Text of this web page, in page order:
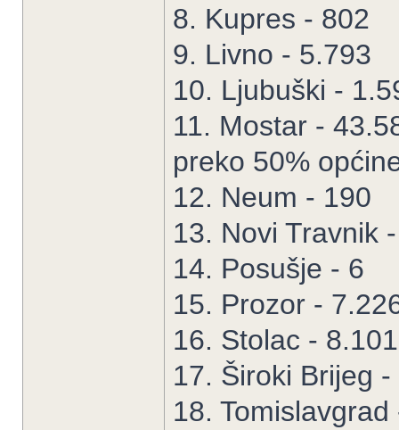
8. Kupres - 802
9. Livno - 5.793
10. Ljubuški -
11. Mostar -
preko 50%
12. Neum - 190
13. Novi Travnik
14. Posušje - 6
15. Prozor -
16. Stolac - 8.101
17. Široki Brijeg -
18.